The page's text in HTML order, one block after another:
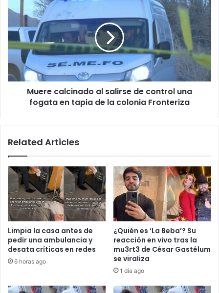
calcinado
salirse
de
control
fogata
en
Muere calcinado al salirse de control una
fogata en tapia de la colonia Fronteriza
Related Articles
Limpia la casa antes de
pedir una ambulancia y
desata críticas en redes
6 horas ago
¿Quién es ‘La Beba’? Su
reacción en vivo tras la
mu3rt3 de César Gastélum
se viraliza
1 día ago